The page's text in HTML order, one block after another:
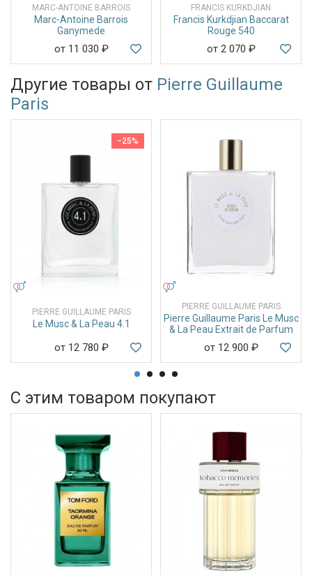
MARC-ANTOINE BARROIS
Marc-Antoine Barrois
Ganymede
от 11 030 ₽
FRANCIS KURKDJIAN
Francis Kurkdjian Baccarat
Rouge 540
от 2 070 ₽
Другие товары от Pierre Guillaume
Paris
−25%
PIERRE GUILLAUME PARIS
Le Musc & La Peau 4.1
от 12 780 ₽
PIERRE GUILLAUME PARIS
Pierre Guillaume Paris Le Musc
& La Peau Extrait de Parfum
от 12 900 ₽
С этим товаром покупают